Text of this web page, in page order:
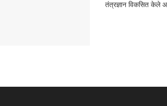
तंत्रज्ञान विकसित केले